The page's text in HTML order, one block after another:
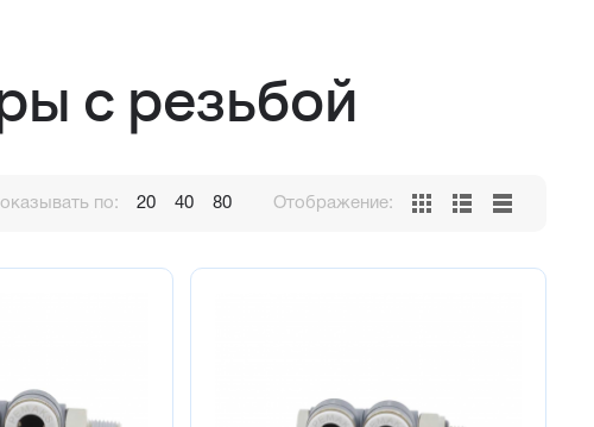
с резьбой
по: 20 40 80 Отображение: